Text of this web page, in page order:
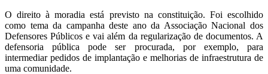
O direito à moradia está previsto na constituição. Foi escolhido
como tema da campanha deste ano da Associação Nacional dos
Defensores Públicos e vai além da regularização de documentos. A
defensoria pública pode ser procurada, por exemplo, para
intermediar pedidos de implantação e melhorias de infraestrutura de
uma comunidade.